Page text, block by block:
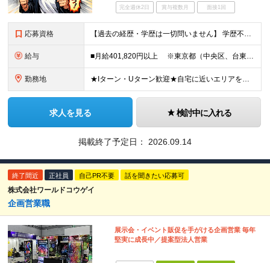
完全週休2日 賞与複数月 面接1回
応募資格 【過去の経歴・学歴は一切問いません】 学歴不問・職種未経験歓迎・業種未経験歓迎 第二新卒・ブランクがある方も歓迎 ・普通自動車運転免許（AT限定可）をお持ちの方 Lお客様先へは社用車で訪問しますが
給与 ■月給401,820円以上 ※東京都（中央区、台東区、世田谷区、中野区、豊島区） ■月給386,820円以上 ※東京都（23区以外）、神奈川県、愛知県〈名古屋市〉、大阪府、京都府、兵庫県、滋賀県
勤務地 ★Iターン・Uターン歓迎★自宅に近いエリアを選べます 東京/大阪/愛知/神奈川/埼玉/福岡/北海道/山形/茨城/群馬/千葉/山梨/岐阜/静岡/長野/富山/石川/福井/三重/滋賀/京都/兵庫/島根/岡山
求人を見る 検討中に入れる
掲載終了予定日： 2026.09.14
終了間近 正社員 自己PR不要 話を聞きたい応募可
株式会社ワールドコウゲイ
企画営業職
展示会・イベント販促を手がける企画営業 毎年
堅実に成長中／提案型法人営業